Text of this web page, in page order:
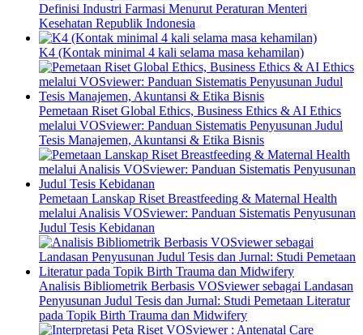
Definisi Industri Farmasi Menurut Peraturan Menteri
Kesehatan Republik Indonesia
K4 (Kontak minimal 4 kali selama masa kehamilan)
Pemetaan Riset Global Ethics, Business Ethics & AI Ethics
melalui VOSviewer: Panduan Sistematis Penyusunan Judul
Tesis Manajemen, Akuntansi & Etika Bisnis
Pemetaan Lanskap Riset Breastfeeding & Maternal Health
melalui Analisis VOSviewer: Panduan Sistematis Penyusunan
Judul Tesis Kebidanan
Analisis Bibliometrik Berbasis VOSviewer sebagai Landasan
Penyusunan Judul Tesis dan Jurnal: Studi Pemetaan Literatur
pada Topik Birth Trauma dan Midwifery